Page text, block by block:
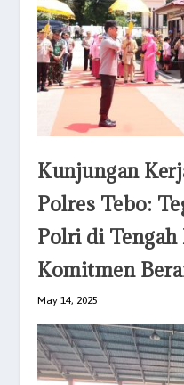
Kunjungan
Polres Tebo:
Polri di
Komitmen
May 14, 2025